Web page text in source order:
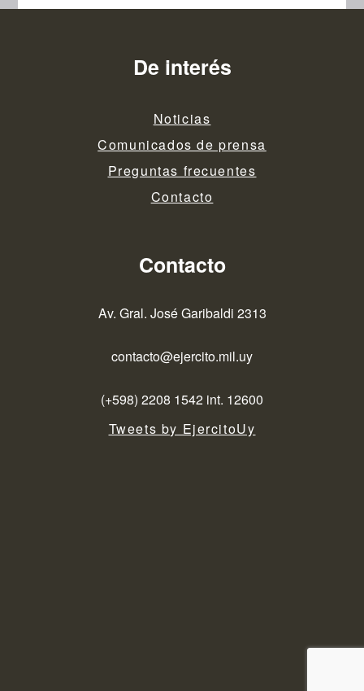
De interés
Noticias
Comunicados de prensa
Preguntas frecuentes
Contacto
Contacto
Av. Gral. José Garibaldi 2313
contacto@ejercito.mil.uy
(+598) 2208 1542 int. 12600
Tweets by EjercitoUy